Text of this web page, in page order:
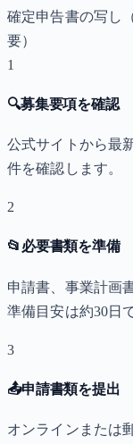
確定申告書の写し
要）
1
🔍募集要項を確認
公式サイトから最
件を確認します。
2
📂 必要書類を準備
申請書、事業計画
準備目安は約30日
3
📤申請書類を提出
オンラインまたは